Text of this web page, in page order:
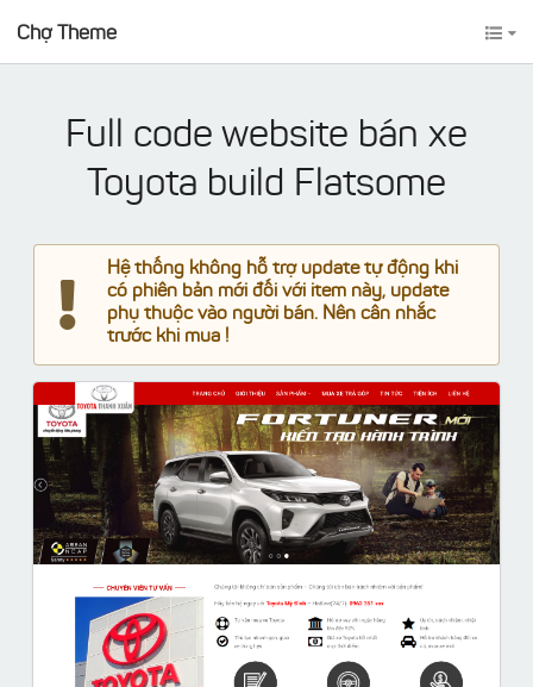
Chợ Theme
Full code website bán xe
Toyota build Flatsome
Hệ thống không hỗ trợ update tự động khi
có phiên bản mới đối với item này, update
phụ thuộc vào người bán. Nên cân nhắc
trước khi mua !